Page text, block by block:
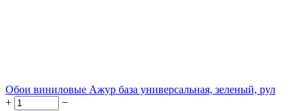
Обои виниловые Ажур база универсальная, зеленый, рул
+
−